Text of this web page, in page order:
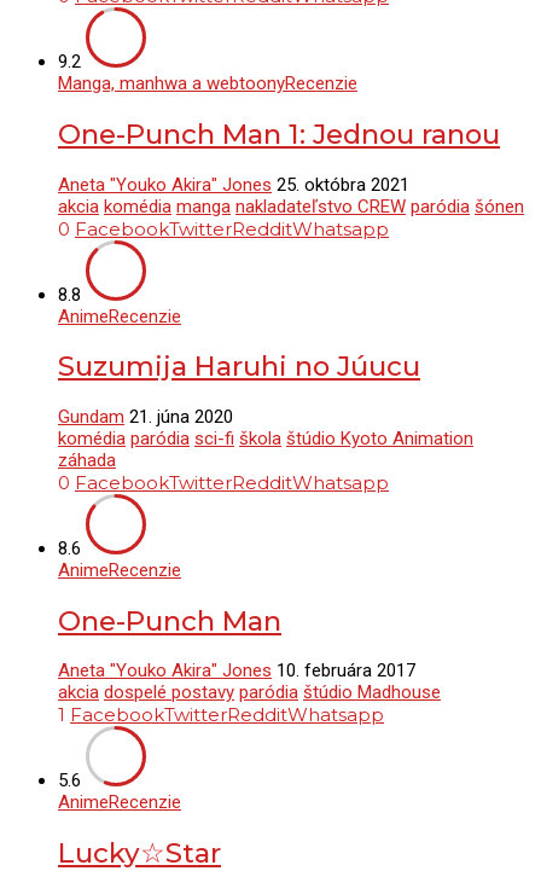
9.2
Manga, manhwa a webtoonyRecenzie
One-Punch Man 1: Jednou ranou
Aneta "Youko Akira" Jones 25. októbra 2021
akcia komédia manga nakladateľstvo CREW paródia šónen
0 FacebookTwitterRedditWhatsapp
8.8
AnimeRecenzie
Suzumija Haruhi no Júucu
Gundam 21. júna 2020
komédia paródia sci-fi škola štúdio Kyoto Animation
záhada
0 FacebookTwitterRedditWhatsapp
8.6
AnimeRecenzie
One-Punch Man
Aneta "Youko Akira" Jones 10. februára 2017
akcia dospelé postavy paródia štúdio Madhouse
1 FacebookTwitterRedditWhatsapp
5.6
AnimeRecenzie
Lucky☆Star